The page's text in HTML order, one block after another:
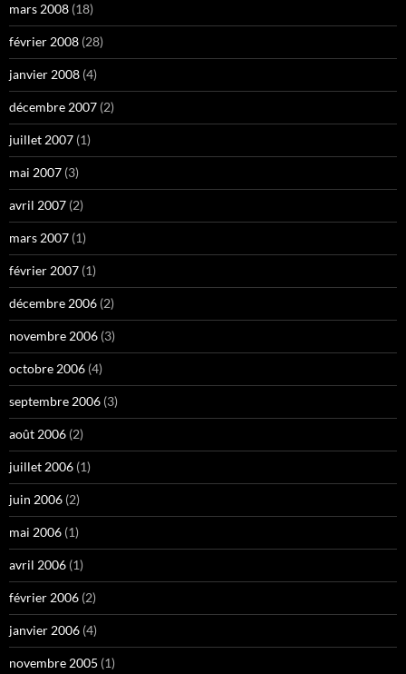
mars 2008 (18)
février 2008 (28)
janvier 2008 (4)
décembre 2007 (2)
juillet 2007 (1)
mai 2007 (3)
avril 2007 (2)
mars 2007 (1)
février 2007 (1)
décembre 2006 (2)
novembre 2006 (3)
octobre 2006 (4)
septembre 2006 (3)
août 2006 (2)
juillet 2006 (1)
juin 2006 (2)
mai 2006 (1)
avril 2006 (1)
février 2006 (2)
janvier 2006 (4)
novembre 2005 (1)